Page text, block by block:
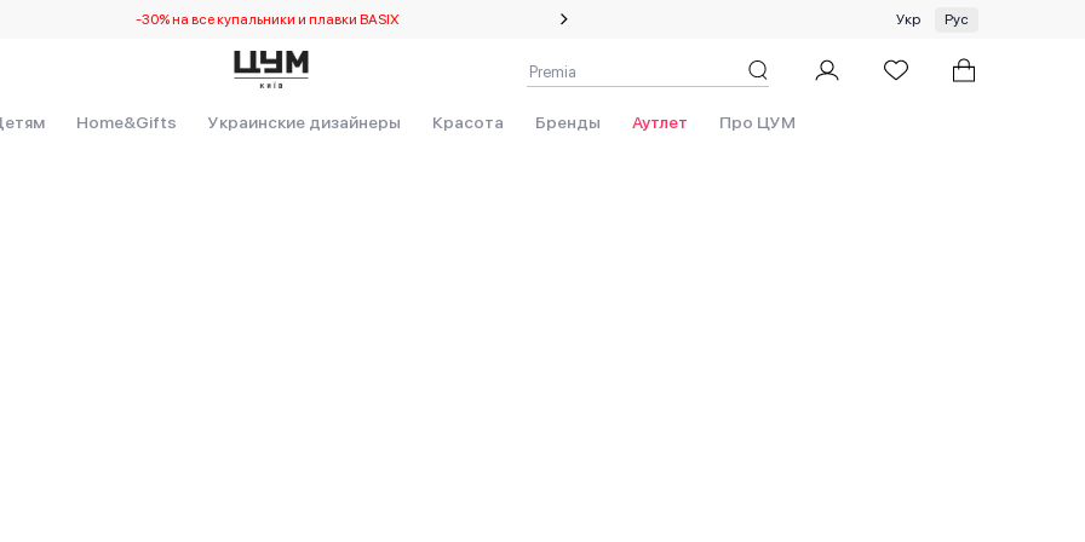
-30% на все купальники и плавки BASIX Специальное предложение на одежду и платки ЦУМ by GUNIA
Укр Рус
Home&Gifts Украинские дизайнеры Красота Бренды Аутлет Про ЦУМ